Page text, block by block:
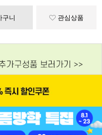
구니 관심상품